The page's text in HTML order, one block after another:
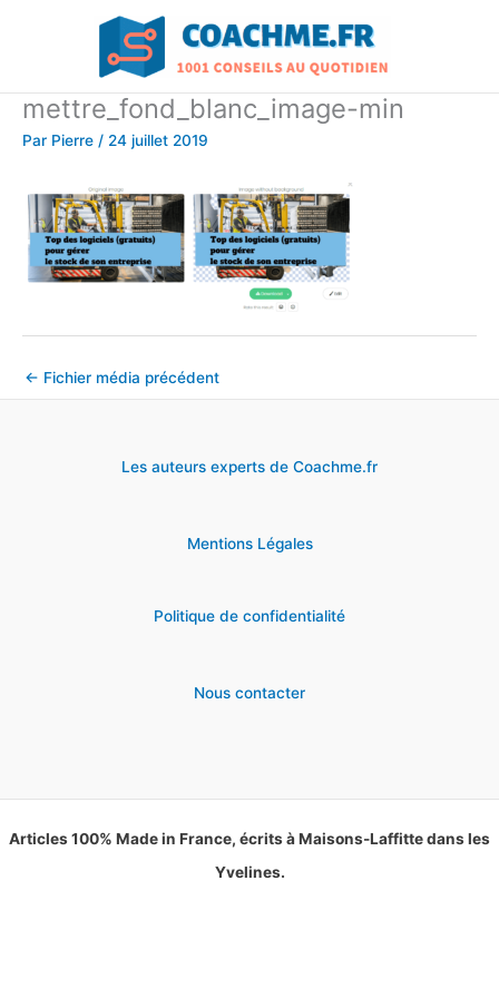
mettre_fond_blanc_image-min
Par Pierre / 24 juillet 2019
← Fichier média précédent
Les auteurs experts de Coachme.fr
Mentions Légales
Politique de confidentialité
Nous contacter
Articles 100% Made in France, écrits à Maisons-Laffitte dans les
Yvelines.